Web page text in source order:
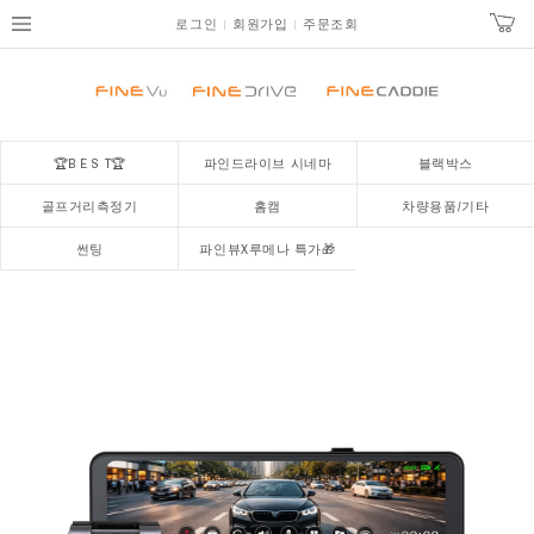
로그인 회원가입 주문조회
🏆B E S T🏆 파인드라이브 시네마 블랙박스
골프거리측정기 홈캠 차량용품/기타
썬팅 파인뷰X루메나 특가🎁